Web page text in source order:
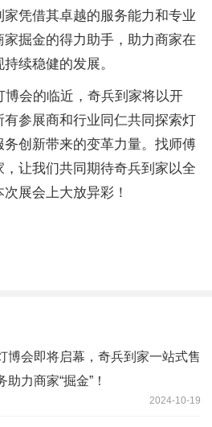
凭借其卓越的服务能力和专业
掘金的得力助手，助力商家在
续稳健的发展。
博会的临近，奇兵到家将以开
参展商和行业同仁共同探索灯
创新带来的变革力量。找师傅
让我们共同期待奇兵到家以全
展会上大放异彩！
博会即将启幕，奇兵到家一站式售
助力商家“掘金”！
2024-10-19